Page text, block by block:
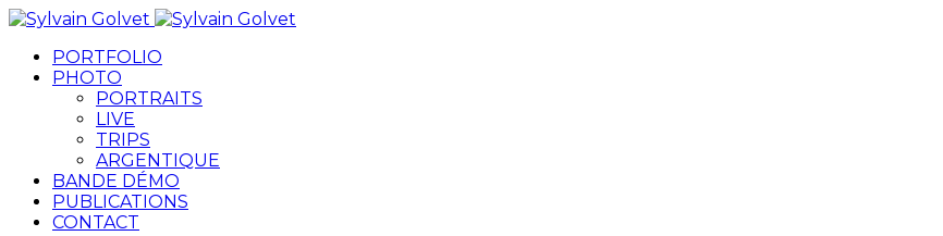
PORTFOLIO
PHOTO
PORTRAITS
LIVE
TRIPS
ARGENTIQUE
BANDE DÉMO
PUBLICATIONS
CONTACT